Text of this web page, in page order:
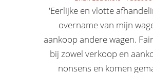
'Eerlijke en vlotte
overname van mijn
aankoop andere wagen.
bij zowel verkoop en
nonsens en komen